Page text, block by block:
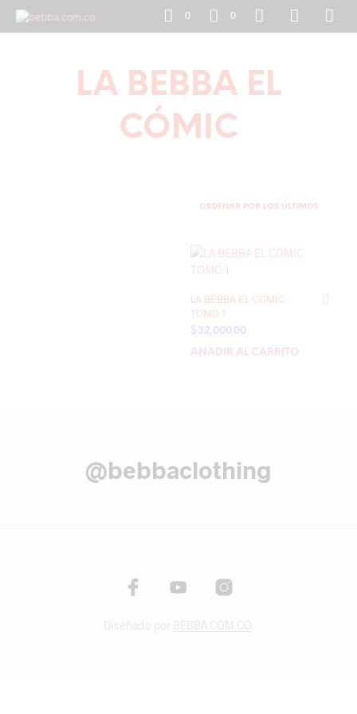
0 0
LA BEBBA EL
CÓMIC
LA BEBBA EL CÓMIC
TOMO 1
$32,000.00
AÑADIR AL CARRITO
@bebbaclothing